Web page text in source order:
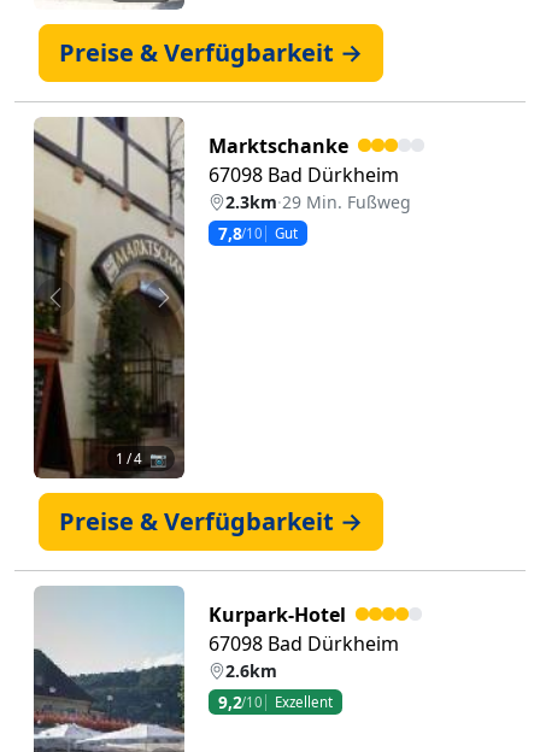
Preise & Verfügbarkeit →
Zurück Weiter
1 / 4 📷
Marktschanke
67098 Bad Dürkheim
2.3km·29 Min. Fußweg
7,8/10 Gut
Preise & Verfügbarkeit →
Kurpark-Hotel
67098 Bad Dürkheim
2.6km
9,2/10 Exzellent